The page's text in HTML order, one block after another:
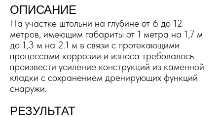
ОПИСАНИЕ
На участке штольни на глубине от 6 до 12
метров, имеющим габариты от 1 метра на 1,7 м
до 1,3 м на 2.1 м в связи с протекающими
процессами коррозии и износа требовалось
произвести усиление конструкций из каменной
кладки с сохранением дренирующих функций
снаружи.
РЕЗУЛЬТАТ